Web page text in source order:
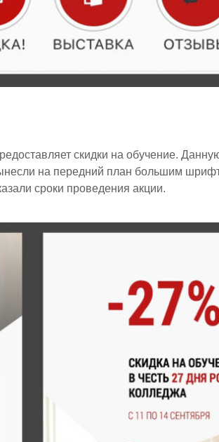
скидки на обучение.
на передний план большим
сроки проведения акции.